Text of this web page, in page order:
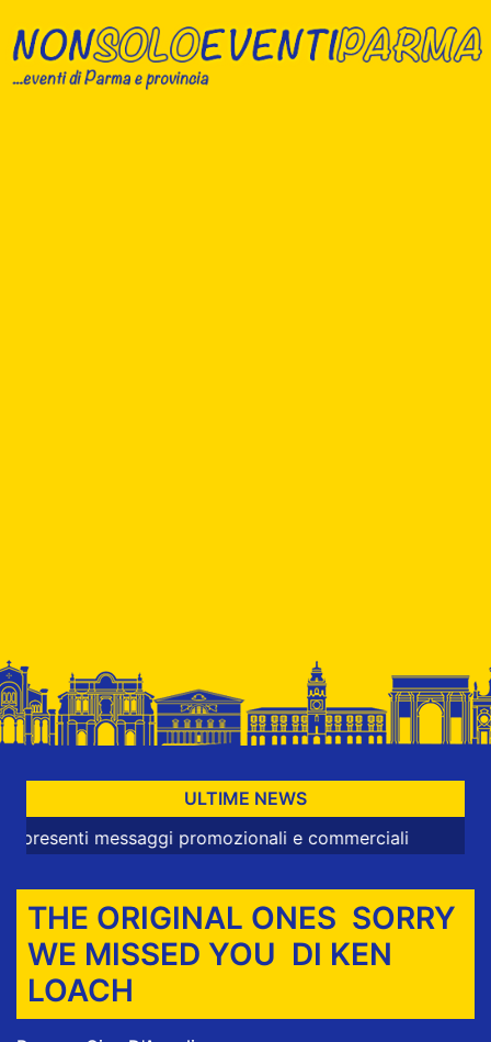
ULTIME NEWS
messaggi promozionali e commerciali
THE ORIGINAL ONES SORRY
WE MISSED YOU DI KEN
LOACH